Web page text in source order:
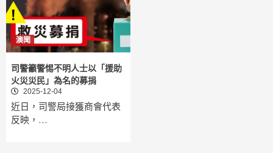
澳聞
司警籲警惕不明人士以「援助
火災災民」為名的募捐
2025-12-04
近日，司警局接獲商會代表
反映，…